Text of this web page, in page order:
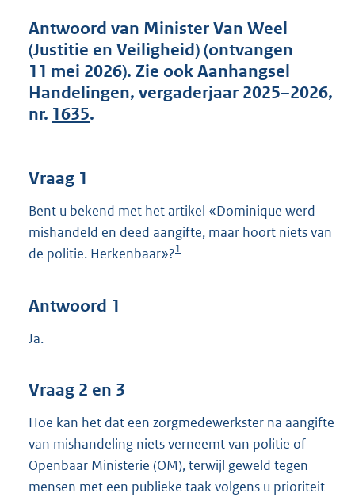
9
b
Antwoord van Minister Van Weel
(Justitie en Veiligheid) (ontvangen
11 mei 2026). Zie ook Aanhangsel
Handelingen, vergaderjaar 2025–2026,
nr. 1635.
Vraag 1
Bent u bekend met het artikel «Dominique werd
mishandeld en deed aangifte, maar hoort niets van
de politie. Herkenbaar»?1
Antwoord 1
Ja.
Vraag 2 en 3
Hoe kan het dat een zorgmedewerkster na aangifte
van mishandeling niets verneemt van politie of
Openbaar Ministerie (OM), terwijl geweld tegen
mensen met een publieke taak volgens u prioriteit